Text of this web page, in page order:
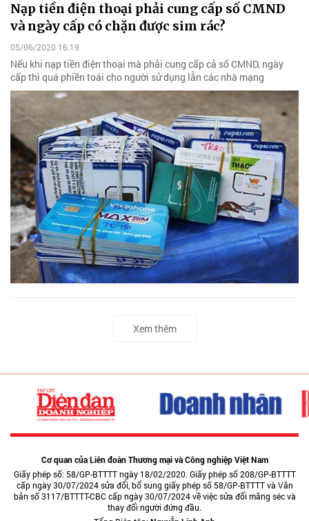
Nạp tiền điện thoại phải cung cấp số CMND
và ngày cấp có chặn được sim rác?
05/06/2020 16:19
Nếu khi nạp tiền điện thoại mà phải cung cấp cả số CMND, ngày
cấp thì quá phiền toái cho người sử dụng lẫn các nhà mạng
Xem thêm
Cơ quan của Liên đoàn Thương mại và Công nghiệp Việt Nam
Giấy phép số: 58/GP-BTTTT ngày 18/02/2020. Giấy phép số 208/GP-BTTTT
cấp ngày 30/07/2024 sửa đổi, bổ sung giấy phép số 58/GP-BTTTT và Văn
bản số 3117/BTTTT-CBC cấp ngày 30/07/2024 về việc sửa đổi măng séc và
thay đổi người đứng đầu.